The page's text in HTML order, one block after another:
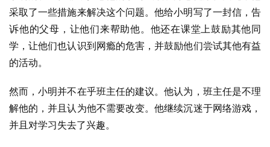
采取了一些措施来解决这个问题。他给小明写了一封信，告
诉他的父母，让他们来帮助他。他还在课堂上鼓励其他同
学，让他们也认识到网瘾的危害，并鼓励他们尝试其他有益
的活动。
然而，小明并不在乎班主任的建议。他认为，班主任是不理
解他的，并且认为他不需要改变。他继续沉迷于网络游戏，
并且对学习失去了兴趣。